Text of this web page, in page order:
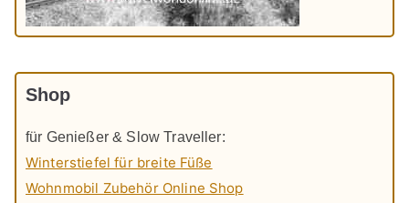
Shop
für Genießer & Slow Traveller:
Winterstiefel für breite Füße
Wohnmobil Zubehör Online Shop